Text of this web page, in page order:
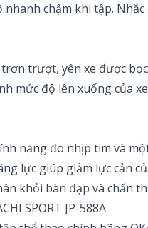
chậm khi tập.
trượt, yên xe được
mức độ lên xuống của
năng đo nhịp tim và
lực giúp giảm lực
khỏi bàn đạp và chấn
SPORT JP-588A